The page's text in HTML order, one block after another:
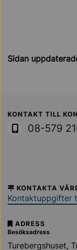
Sidan
Sollentuna
KONTAKT TILL
08-579
KONTAKTA
Kontaktuppgifter
ADRESS
Besöksadress
Turebergshuset,